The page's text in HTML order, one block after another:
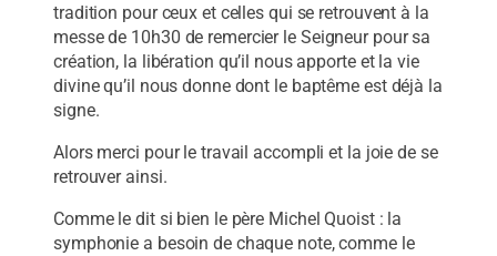
tradition pour ceux et celles qui se retrouvent à la
messe de 10h30 de remercier le Seigneur pour sa
création, la libération qu’il nous apporte et la vie
divine qu’il nous donne dont le baptême est déjà la
signe.
Alors merci pour le travail accompli et la joie de se
retrouver ainsi.
Comme le dit si bien le père Michel Quoist : la
symphonie a besoin de chaque note, comme le